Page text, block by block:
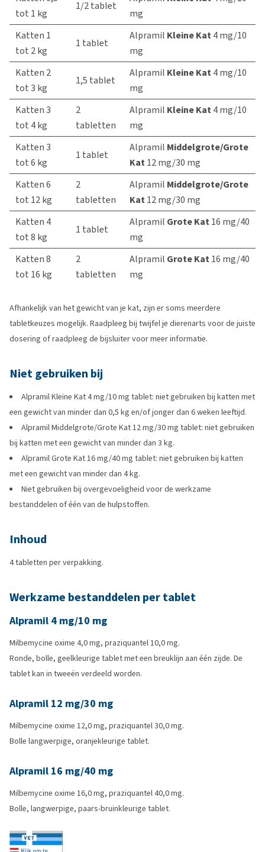
tot 1 kg
1/2 tablet
mg
Katten 1
tot 2 kg
1 tablet
Alpramil Kleine Kat4 mg/10
mg
Katten 2
tot 3 kg
1,5 tablet
Alpramil Kleine Kat4 mg/10
mg
Katten 3
tot 4 kg
2
tabletten
Alpramil Kleine Kat4 mg/10
mg
Katten 3
tot 6 kg
1 tablet
Alpramil Middelgrote/Grote
Kat12 mg/30 mg
Katten 6
tot 12 kg
2
tabletten
Alpramil Middelgrote/Grote
Kat12 mg/30 mg
Katten 4
tot 8 kg
1 tablet
Alpramil Grote Kat16 mg/40
mg
Katten 8
tot 16 kg
2
tabletten
Alpramil Grote Kat16 mg/40
mg
Afhankelijk van het gewicht van je kat, zijn er soms meerdere
tabletkeuzes mogelijk. Raadpleeg bij twijfel je dierenarts voor de juiste
dosering of raadpleeg de bijsluiter voor meer informatie.
Niet gebruiken bij
Alpramil Kleine Kat 4 mg/10 mg tablet: niet gebruiken bij katten met
een gewicht van minder dan 0,5 kg en/of jonger dan 6 weken leeftijd.
Alpramil Middelgrote/Grote Kat 12 mg/30 mg tablet: niet gebruiken
bij katten met een gewicht van minder dan 3 kg.
Alpramil Grote Kat 16 mg/40 mg tablet: niet gebruiken bij katten
met een gewicht van minder dan 4 kg.
Niet gebruiken bij overgevoeligheid voor de werkzame
bestanddelen of één van de hulpstoffen.
Inhoud
4 tabletten per verpakking.
Werkzame bestanddelen per tablet
Alpramil 4 mg/10 mg
Milbemycine oxime 4,0 mg, praziquantel 10,0 mg.
Ronde, bolle, geelkleurige tablet met een breuklijn aan één zijde. De
tablet kan in tweeën verdeeld worden.
Alpramil 12 mg/30 mg
Milbemycine oxime 12,0 mg, praziquantel 30,0 mg.
Bolle langwerpige, oranjekleurige tablet.
Alpramil 16 mg/40 mg
Milbemycine oxime 16,0 mg, praziquantel 40,0 mg.
Bolle, langwerpige, paars-bruinkleurige tablet.